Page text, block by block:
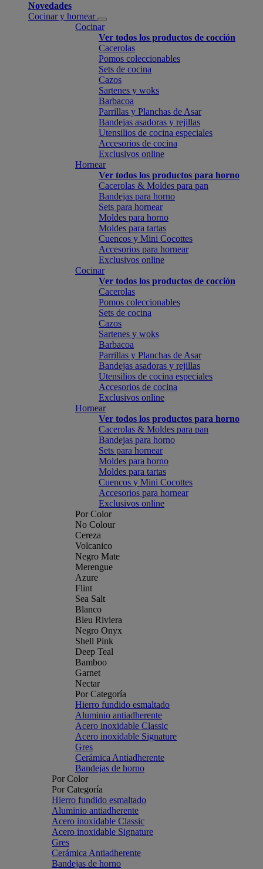
Novedades
Cocinar y hornear
Cocinar
Ver todos los productos de cocción
Cacerolas
Pomos coleccionables
Sets de cocina
Cazos
Sartenes y woks
Barbacoa
Parrillas y Planchas de Asar
Bandejas asadoras y rejillas
Utensilios de cocina especiales
Accesorios de cocina
Exclusivos online
Hornear
Ver todos los productos para horno
Cacerolas & Moldes para pan
Bandejas para horno
Sets para hornear
Moldes para horno
Moldes para tartas
Cuencos y Mini Cocottes
Accesorios para hornear
Exclusivos online
Cocinar
Ver todos los productos de cocción
Cacerolas
Pomos coleccionables
Sets de cocina
Cazos
Sartenes y woks
Barbacoa
Parrillas y Planchas de Asar
Bandejas asadoras y rejillas
Utensilios de cocina especiales
Accesorios de cocina
Exclusivos online
Hornear
Ver todos los productos para horno
Cacerolas & Moldes para pan
Bandejas para horno
Sets para hornear
Moldes para horno
Moldes para tartas
Cuencos y Mini Cocottes
Accesorios para hornear
Exclusivos online
Por Color
No Colour
Cereza
Volcanico
Negro Mate
Merengue
Azure
Flint
Sea Salt
Blanco
Bleu Riviera
Negro Onyx
Shell Pink
Deep Teal
Bamboo
Garnet
Nectar
Por Categoría
Hierro fundido esmaltado
Aluminio antiadherente
Acero inoxidable Classic
Acero inoxidable Signature
Gres
Cerámica Antiadherente
Bandejas de horno
Por Color
Por Categoría
Hierro fundido esmaltado
Aluminio antiadherente
Acero inoxidable Classic
Acero inoxidable Signature
Gres
Cerámica Antiadherente
Bandejas de horno